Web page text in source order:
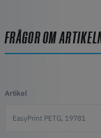
FRÅGOR OM
Artikel